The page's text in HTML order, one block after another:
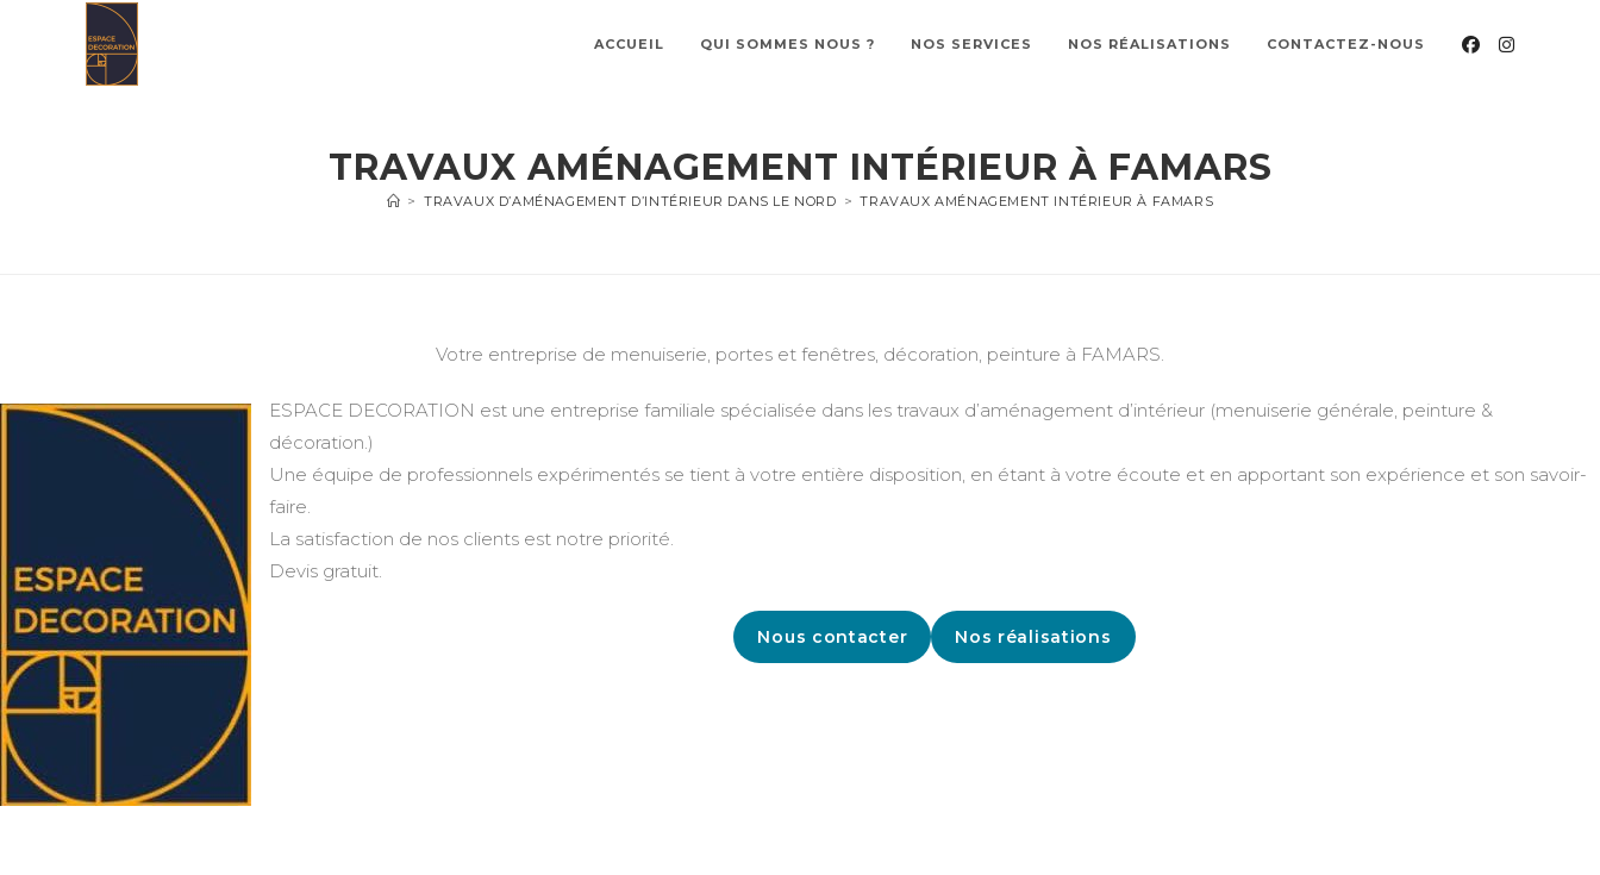
ACCUEIL QUI SOMMES NOUS ? NOS SERVICES NOS RÉALISATIONS CONTACTEZ-NOUS
TRAVAUX AMÉNAGEMENT INTÉRIEUR À FAMARS
> TRAVAUX D’AMÉNAGEMENT D’INTÉRIEUR DANS LE NORD > TRAVAUX AMÉNAGEMENT INTÉRIEUR À FAMARS
Votre entreprise de menuiserie, portes et fenêtres, décoration, peinture à FAMARS.
ESPACE DECORATION est une entreprise familiale spécialisée dans les travaux d’aménagement d’intérieur (menuiserie générale, peinture &
décoration.)
Une équipe de professionnels expérimentés se tient à votre entière disposition, en étant à votre écoute et en apportant son expérience et son savoir-
faire.
La satisfaction de nos clients est notre priorité.
Devis gratuit.
Nous contacter Nos réalisations